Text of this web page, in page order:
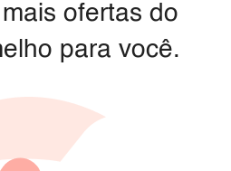
ofertas do
para você.